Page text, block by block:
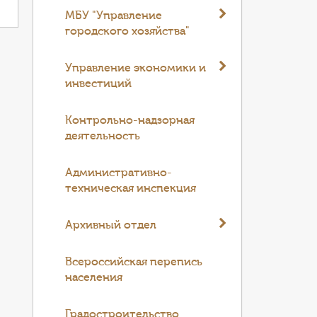
МБУ "Управление
городского хозяйства"
Управление экономики и
инвестиций
Контрольно-надзорная
деятельность
Административно-
техническая инспекция
Архивный отдел
Всероссийская перепись
населения
Градостроительство